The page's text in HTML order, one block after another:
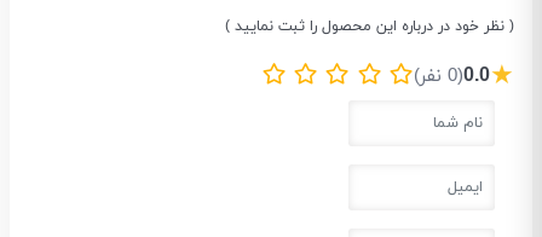
( نظر خود در درباره این محصول را ثبت نمایید )
★
0.0(0 نفر)